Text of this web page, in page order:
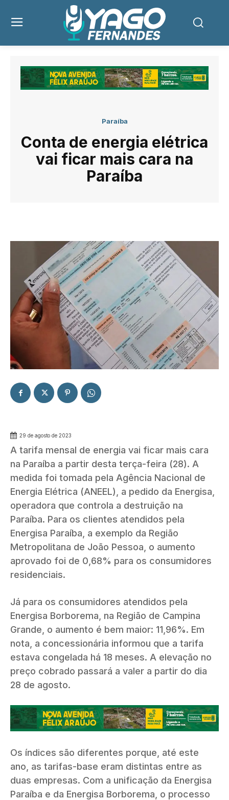
Paraíba
Conta de energia elétrica
vai ficar mais cara na
Paraíba
29 de agosto de 2023
A tarifa mensal de energia vai ficar mais cara
na Paraíba a partir desta terça-feira (28). A
medida foi tomada pela Agência Nacional de
Energia Elétrica (ANEEL), a pedido da Energisa,
operadora que controla a destruição na
Paraíba. Para os clientes atendidos pela
Energisa Paraíba, a exemplo da Região
Metropolitana de João Pessoa, o aumento
aprovado foi de 0,68% para os consumidores
residenciais.
Já para os consumidores atendidos pela
Energisa Borborema, na Região de Campina
Grande, o aumento é bem maior: 11,96%. Em
nota, a concessionária informou que a tarifa
estava congelada há 18 meses. A elevação no
preço cobrado passará a valer a partir do dia
28 de agosto.
Os índices são diferentes porque, até este
ano, as tarifas-base eram distintas entre as
duas empresas. Com a unificação da Energisa
Paraíba e da Energisa Borborema, o processo